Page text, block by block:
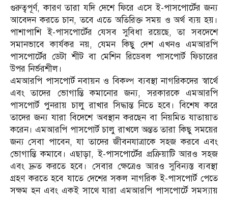
গুরুত্বপূর্ণ, কারণ তারা যদি দেশে ফিরে এসে ই-পাসপোর্টের জন্য
আবেদন করতে চান, তবে এতে অতিরিক্ত সময় ও অর্থ ব্যয় হয়।
পাশাপাশি ই-পাসপোর্টের যেসব সুবিধা রয়েছে, তা সবদেশে
সমানভাবে কার্যকর নয়, যেমন কিছু দেশ এখনও এমআরপি
পাসপোর্টের ডেটা শীট বা মেশিন রিডেবল পাসপোর্ট ফিচারের
উপর নির্ভরশীল।
এমআরপি পাসপোর্ট নবায়ন ও বিকল্প ব্যবস্থা নাগরিকদের স্বার্থে
এবং তাদের ভোগান্তি কমানোর জন্য, সরকারকে এমআরপি
পাসপোর্ট পুনরায় চালু রাখার সিদ্ধান্ত নিতে হবে। বিশেষ করে
তাদের জন্য যারা বিদেশে অবস্থান করছেন বা নিয়মিত যাতায়াত
করেন। এমআরপি পাসপোর্ট চালু রাখলে অন্তত তারা কিছু সময়ের
জন্য সেবা পাবেন, যা তাদের জীবনযাত্রাকে সহজ করবে এবং
ভোগান্তি কমাবে। এছাড়া, ই-পাসপোর্টের প্রক্রিয়াটি আরও সহজ
এবং দ্রুত করতে হবে। সেবার ক্ষেত্রেও আরও সুবিন্যস্ত ব্যবস্থা
গ্রহণ করতে হবে যাতে দেশের সকল নাগরিক ই-পাসপোর্ট পেতে
সক্ষম হন এবং একই সাথে যারা এমআরপি পাসপোর্টে সমস্যায়